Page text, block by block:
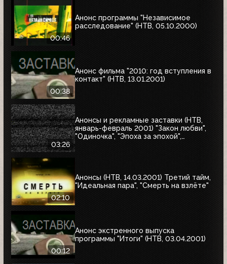
00:46
Анонс программы "Независимое
расследование" (НТВ, 05.10.2000)
00:38
Анонс фильма "2010: год вступления в
контакт" (НТВ, 13.01.2001)
03:26
Анонсы и рекламные заставки (НТВ,
январь-февраль 2001) "Закон любви",
"Одиночка", "Эпоха за эпохой",
02:10
Анонсы (НТВ, 14.03.2001) Третий тайм,
"Идеальная пара", "Смерть на взлёте"
00:12
Анонс экстренного выпуска
программы "Итоги" (НТВ, 03.04.2001)